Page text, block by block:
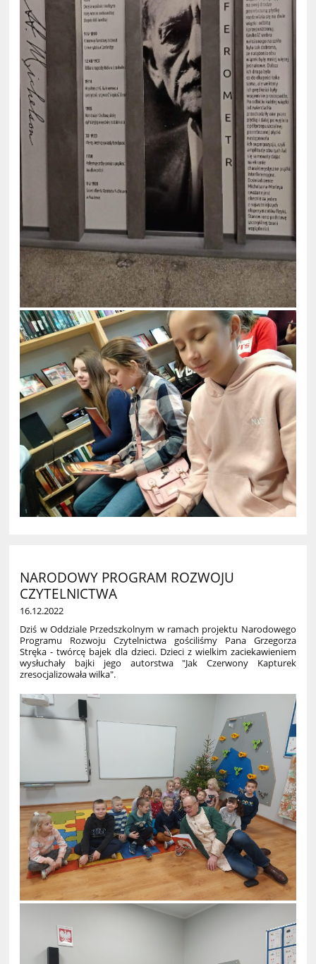
NARODOWY PROGRAM ROZWOJU
CZYTELNICTWA
16.12.2022
Dziś w Oddziale Przedszkolnym w ramach projektu Narodowego
Programu Rozwoju Czytelnictwa gościliśmy Pana Grzegorza
Stręka - twórcę bajek dla dzieci. Dzieci z wielkim zaciekawieniem
wysłuchały bajki jego autorstwa "Jak Czerwony Kapturek
zresocjalizowała wilka".